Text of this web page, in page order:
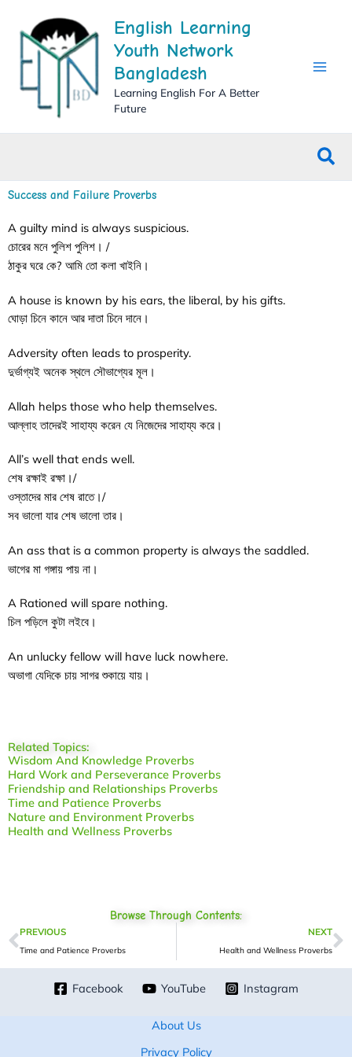
content
English Learning
Youth Network
Bangladesh
Learning English For A Better
Future
Success and Failure Proverbs
A guilty mind is always suspicious.
চোরের মনে পুলিশ পুলিশ। /
ঠাকুর ঘরে কে? আমি তো কলা খাইনি।
A house is known by his ears, the liberal, by his gifts.
ঘোড়া চিনে কানে আর দাতা চিনে দানে।
Adversity often leads to prosperity.
দুর্ভাগ্যই অনেক স্থলে সৌভাগ্যের মূল।
Allah helps those who help themselves.
আল্লাহ তাদেরই সাহায্য করেন যে নিজেদের সাহায্য করে।
All’s well that ends well.
শেষ রক্ষাই রক্ষা।/
ওস্তাদের মার শেষ রাতে।/
সব ভালো যার শেষ ভালো তার।
An ass that is a common property is always the saddled.
ভাগের মা গঙ্গায় পায় না।
A Rationed will spare nothing.
চিল পড়িলে কুটা লইবে।
An unlucky fellow will have luck nowhere.
অভাগা যেদিকে চায় সাগর শুকায়ে যায়।
Related Topics:
Wisdom And Knowledge Proverbs
Hard Work and Perseverance Proverbs
Friendship and Relationships Proverbs
Time and Patience Proverbs
Nature and Environment Proverbs
Health and Wellness Proverbs
Browse Through Contents:
Prev
PREVIOUS
Time and Patience Proverbs
NEXT
Health and Wellness Proverbs
Facebook YouTube Instagram
About Us
Privacy Policy